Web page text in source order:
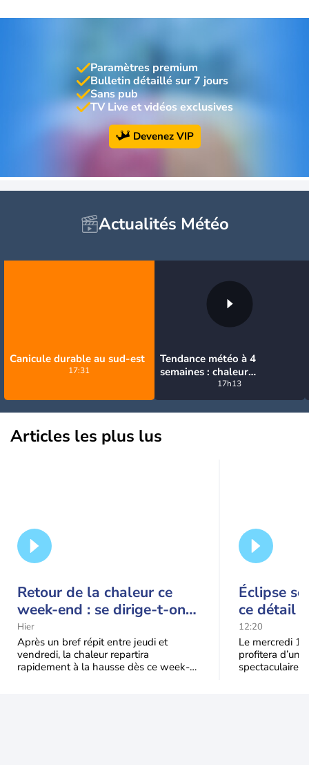
Paramètres premium
Bulletin détaillé sur 7 jours
Sans pub
TV Live et vidéos exclusives
Devenez VIP
Actualités Météo
Canicule durable au sud-est
17:31
Tendance météo à 4
semaines : chaleur
prédominante jusqu'en
septembre
17h13
Articles les plus lus
Retour de la chaleur ce
week-end : se dirige-t-on
vers une cinquième vague
de chaleur en France ?
Hier
Après un bref répit entre jeudi et
vendredi, la chaleur repartira
rapidement à la hausse dès ce week-
Éclipse
ce détail
spectacle
12:20
Le mercredi
profitera
spectaculaire,